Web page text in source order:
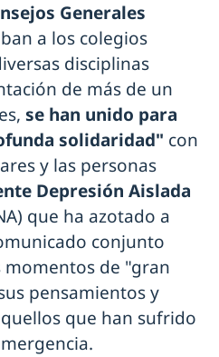
Generales
a los colegios
disciplinas
de más de un
se han unido para
solidaridad" con
y las personas
Depresión Aislada
que ha azotado a
conjunto
momentos de "gran
pensamientos y
que han sufrido